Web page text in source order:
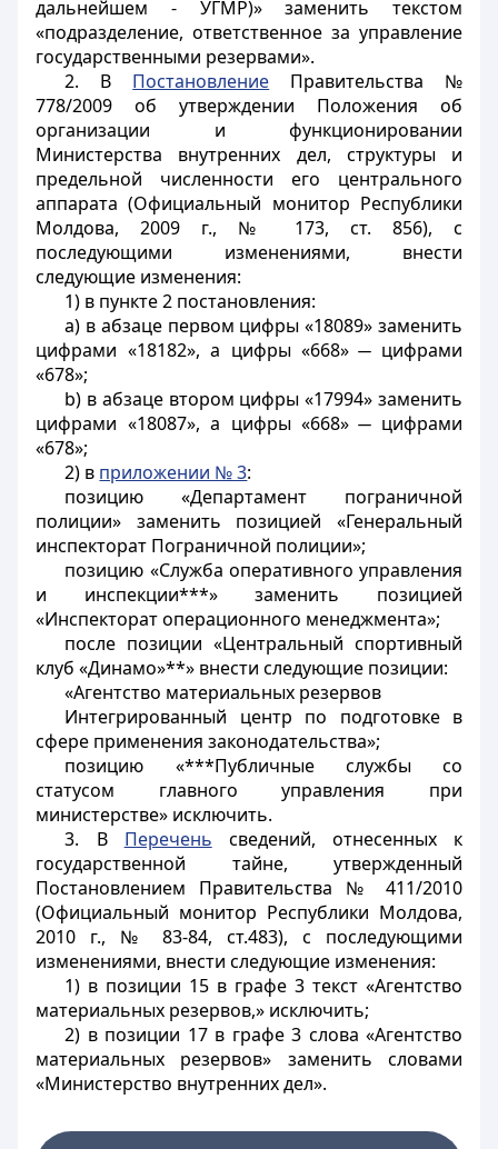
дальнейшем - УГМР)» заменить текстом
«подразделение, ответственное за управление
государственными резервами».
2. В Постановление Правительства №
778/2009 об утверждении Положения об
организации и функционировании
Министерства внутренних дел, структуры и
предельной численности его центрального
аппарата (Официальный монитор Республики
Молдова, 2009 г., № 173, ст. 856), с
последующими изменениями, внести
следующие изменения:
1) в пункте 2 постановления:
a) в абзаце первом цифры «18089» заменить
цифрами «18182», а цифры «668» ̶ цифрами
«678»;
b) в абзаце втором цифры «17994» заменить
цифрами «18087», а цифры «668» ̶ цифрами
«678»;
2) в приложении № 3:
позицию «Департамент пограничной
полиции» заменить позицией «Генеральный
инспекторат Пограничной полиции»;
позицию «Служба оперативного управления
и инспекции***» заменить позицией
«Инспекторат операционного менеджмента»;
после позиции «Центральный спортивный
клуб «Динамо»**» внести следующие позиции:
«Агентство материальных резервов
Интегрированный центр по подготовке в
сфере применения законодательства»;
позицию «***Публичные службы со
статусом главного управления при
министерстве» исключить.
3. В Перечень сведений, отнесенных к
государственной тайне, утвержденный
Постановлением Правительства № 411/2010
(Официальный монитор Республики Молдова,
2010 г., № 83-84, ст.483), с последующими
изменениями, внести следующие изменения:
1) в позиции 15 в графе 3 текст «Агентство
материальных резервов,» исключить;
2) в позиции 17 в графе 3 слова «Агентство
материальных резервов» заменить словами
«Министерство внутренних дел».